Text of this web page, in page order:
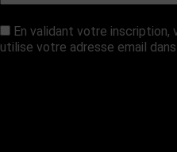
En validant votre inscription,
utilise votre adresse email